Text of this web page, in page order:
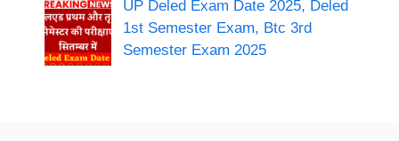
UP Deled Exam Date 2025, Deled
1st Semester Exam, Btc 3rd
Semester Exam 2025